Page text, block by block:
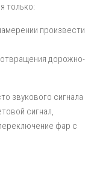
только:
произвести
дорожно-
звукового сигнала
сигнал,
фар с